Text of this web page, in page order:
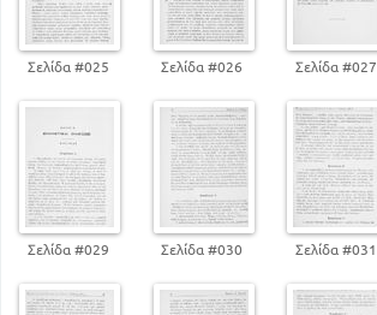
Σελίδα #025 Σελίδα #026 Σελίδα #027
Σελίδα #029 Σελίδα #030 Σελίδα #031